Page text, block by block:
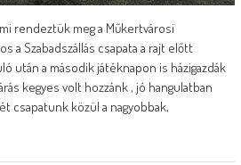
rendeztük meg a Műkertvárosi
a Szabadszállás csapata a rajt előtt
után a második játéknapon is házigazdák
kegyes volt hozzánk , jó hangulatban
csapatunk közül a nagyobbak,